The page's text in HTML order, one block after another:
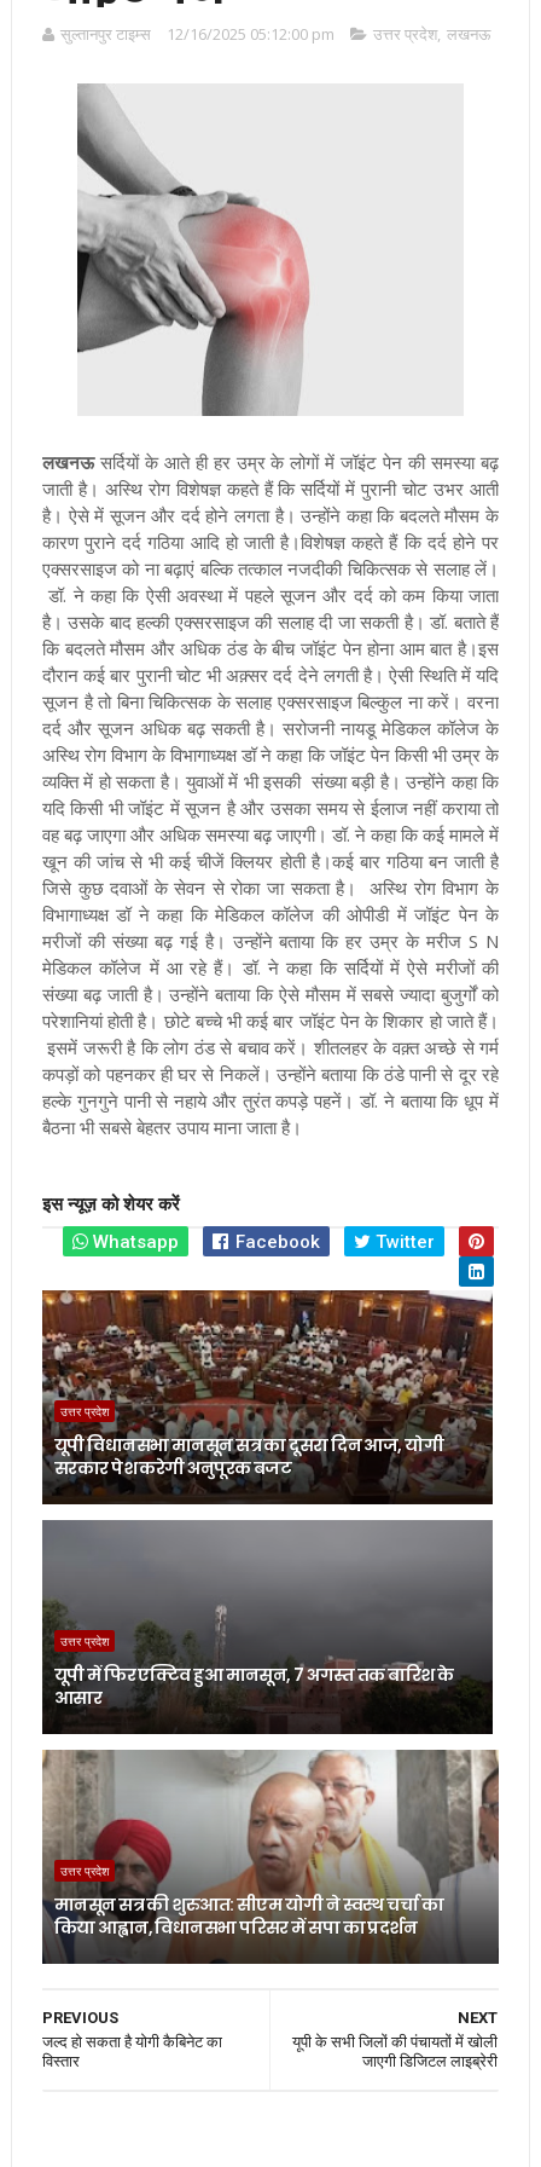
सुल्तानपुर टाइम्स 12/16/2025 05:12:00 pm उत्तर प्रदेश, लखनऊ
लखनऊ सर्दियों के आते ही हर उम्र के लोगों में जॉइंट पेन की समस्या बढ़
जाती है। अस्थि रोग विशेषज्ञ कहते हैं कि सर्दियों में पुरानी चोट उभर आती
है। ऐसे में सूजन और दर्द होने लगता है। उन्होंने कहा कि बदलते मौसम के
कारण पुराने दर्द गठिया आदि हो जाती है।विशेषज्ञ कहते हैं कि दर्द होने पर
एक्सरसाइज को ना बढ़ाएं बल्कि तत्काल नजदीकी चिकित्सक से सलाह लें।
डॉ. ने कहा कि ऐसी अवस्था में पहले सूजन और दर्द को कम किया जाता
है। उसके बाद हल्की एक्सरसाइज की सलाह दी जा सकती है। डॉ. बताते हैं
कि बदलते मौसम और अधिक ठंड के बीच जॉइंट पेन होना आम बात है।इस
दौरान कई बार पुरानी चोट भी अक़्सर दर्द देने लगती है। ऐसी स्थिति में यदि
सूजन है तो बिना चिकित्सक के सलाह एक्सरसाइज बिल्कुल ना करें। वरना
दर्द और सूजन अधिक बढ़ सकती है। सरोजनी नायडू मेडिकल कॉलेज के
अस्थि रोग विभाग के विभागाध्यक्ष डॉ ने कहा कि जॉइंट पेन किसी भी उम्र के
व्यक्ति में हो सकता है। युवाओं में भी इसकी संख्या बड़ी है। उन्होंने कहा कि
यदि किसी भी जॉइंट में सूजन है और उसका समय से ईलाज नहीं कराया तो
वह बढ़ जाएगा और अधिक समस्या बढ़ जाएगी। डॉ. ने कहा कि कई मामले में
खून की जांच से भी कई चीजें क्लियर होती है।कई बार गठिया बन जाती है
जिसे कुछ दवाओं के सेवन से रोका जा सकता है।
अस्थि रोग विभाग के
विभागाध्यक्ष डॉ ने कहा कि मेडिकल कॉलेज की ओपीडी में जॉइंट पेन के
मरीजों की संख्या बढ़ गई है। उन्होंने बताया कि हर उम्र के मरीज S N
मेडिकल कॉलेज में आ रहे हैं। डॉ. ने कहा कि सर्दियों में ऐसे मरीजों की
संख्या बढ़ जाती है। उन्होंने बताया कि ऐसे मौसम में सबसे ज्यादा बुजुर्गों को
परेशानियां होती है। छोटे बच्चे भी कई बार जॉइंट पेन के शिकार हो जाते हैं।
इसमें जरूरी है कि लोग ठंड से बचाव करें। शीतलहर के वक़्त अच्छे से गर्म
कपड़ों को पहनकर ही घर से निकलें। उन्होंने बताया कि ठंडे पानी से दूर रहे
हल्के गुनगुने पानी से नहाये और तुरंत कपड़े पहनें। डॉ. ने बताया कि धूप में
बैठना भी सबसे बेहतर उपाय माना जाता है।
इस न्यूज़ को शेयर करें
Whatsapp
Facebook Twitter
उत्तर प्रदेश
यूपी विधानसभा मानसून सत्र का दूसरा दिन आज, योगी
सरकार पेश करेगी अनुपूरक बजट
उत्तर प्रदेश
यूपी में फिर एक्टिव हुआ मानसून, 7 अगस्त तक बारिश के
आसार
उत्तर प्रदेश
मानसून सत्र की शुरुआत: सीएम योगी ने स्वस्थ चर्चा का
किया आह्वान, विधानसभा परिसर में सपा का प्रदर्शन
NEXT
यूपी के सभी जिलों की पंचायतों में खोली
जाएगी डिजिटल लाइब्रेरी
PREVIOUS
जल्द हो सकता है योगी कैबिनेट का
विस्तार